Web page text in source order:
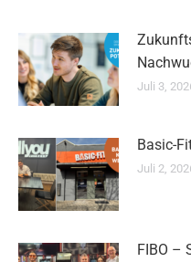
Juli 3,
Basic-
Juli 2,
FIBO –